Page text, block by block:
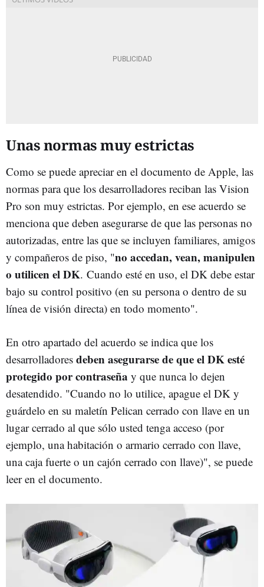
Unas normas muy estrictas
Como se puede apreciar en el documento de Apple, las
normas para que los desarrolladores reciban las Vision
Pro son muy estrictas. Por ejemplo, en ese acuerdo se
menciona que deben asegurarse de que las personas no
autorizadas, entre las que se incluyen familiares, amigos
y compañeros de piso, "no accedan, vean, manipulen
o utilicen el DK. Cuando esté en uso, el DK debe estar
bajo su control positivo (en su persona o dentro de su
línea de visión directa) en todo momento".
En otro apartado del acuerdo se indica que los
desarrolladores deben asegurarse de que el DK esté
protegido por contraseña y que nunca lo dejen
desatendido. "Cuando no lo utilice, apague el DK y
guárdelo en su maletín Pelican cerrado con llave en un
lugar cerrado al que sólo usted tenga acceso (por
ejemplo, una habitación o armario cerrado con llave,
una caja fuerte o un cajón cerrado con llave)", se puede
leer en el documento.